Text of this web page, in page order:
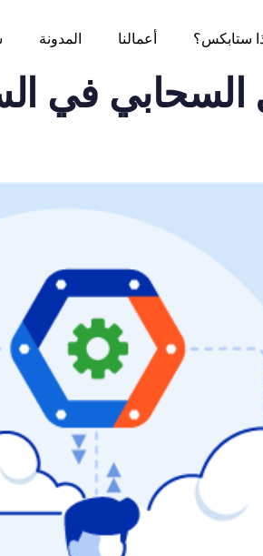
ستابكس؟ أعمالنا المدونة
السحابي في